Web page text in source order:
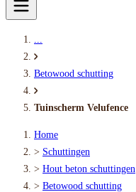
...
Betowood schutting
Tuinscherm Velufence
Home
> Schuttingen
> Hout beton schuttingen
> Betowood schutting